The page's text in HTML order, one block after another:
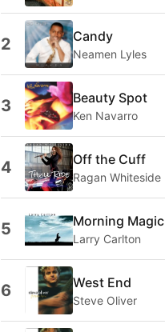
2 Candy
Neamen Lyles
3 Beauty Spot
Ken Navarro
4 Off the Cuff
Ragan Whiteside
5 Morning Magic
Larry Carlton
6 West End
Steve Oliver